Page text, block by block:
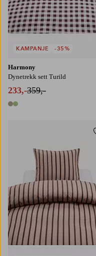
Harmony
Dynetrekk sett Turild
233,-359,-
2 farger
KAMPANJE -35%